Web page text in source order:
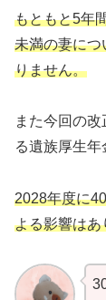
もともと5年
未満の妻につ
りません。
また今回の
る遺族厚生年
2028年度に
よる影響はあ